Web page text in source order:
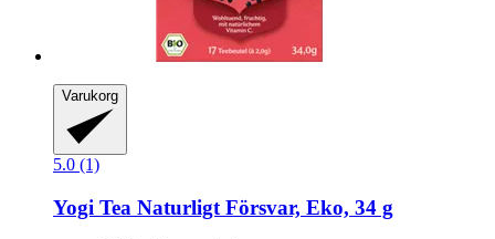
Varukorg
5.0 (1)
Yogi Tea Naturligt Försvar, Eko, 34 g